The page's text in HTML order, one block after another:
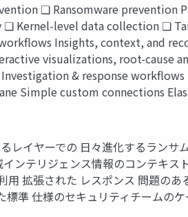
❏ Ransomware prevention
Kernel-level data collection ❏
Insights, context, and
visualizations, root-cause
& response workflows
Simple custom connections
イヤーでの ⽇々進化するランサ
ンテリジェンス情報のコンテキ
拡張された レスポンス 問題の
準 仕様のセキュリティチームの